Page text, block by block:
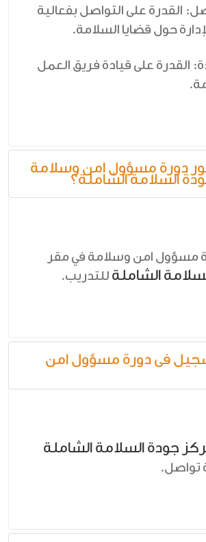
القدرة على التواصل بفعالية
حول قضايا السلامة.
القدرة على قيادة فريق العمل
دورة مسؤول امن وسلامة
السلامة الشاملة؟
مسؤول امن وسلامة في مقر
الشاملة للتدريب.
فى دورة مسؤول امن
جودة السلامة الشاملة
تواصل.